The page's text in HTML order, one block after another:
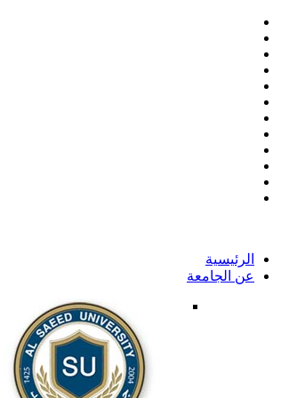
الرئيسية
عن الجامعة